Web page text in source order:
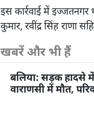
इस कार्रवाई में इज्जतनगर
कुमार, रवींद्र सिंह राणा
खबरें और भी हैं
बलिया: सड़क हादसे
वाराणसी में मौत,